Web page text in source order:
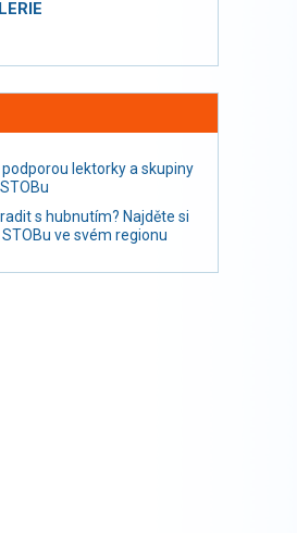
podporou lektorky a skupiny
s hubnutím? Najděte si
ve svém regionu